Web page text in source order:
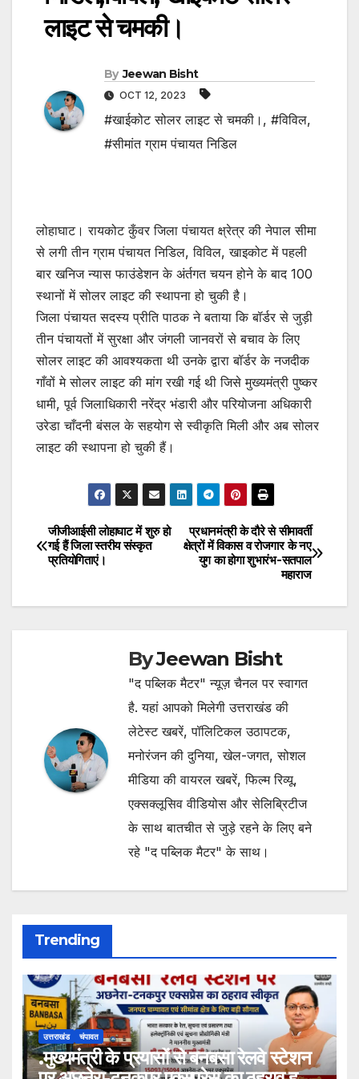
लाइट से चमकी।
By Jeewan Bisht
OCT 12, 2023
#खाईकोट सोलर लाइट से चमकी। , #विविल,
#सीमांत ग्राम पंचायत निडिल
लोहाघाट। रायकोट कुँवर जिला पंचायत क्ष्रेत्र की नेपाल सीमा
से लगी तीन ग्राम पंचायत निडिल, विविल, खाइकोट में पहली
बार खनिज न्यास फाउंडेशन के अंर्तगत चयन होने के बाद 100
स्थानों में सोलर लाइट की स्थापना हो चुकी है।
जिला पंचायत सदस्य प्रीति पाठक ने बताया कि बॉर्डर से जुड़ी
तीन पंचायतों में सुरक्षा और जंगली जानवरों से बचाव के लिए
सोलर लाइट की आवश्यकता थी उनके द्वारा बॉर्डर के नजदीक
गाँवों मे सोलर लाइट की मांग रखी गई थी जिसे मुख्यमंत्री पुष्कर
धामी, पूर्व जिलाधिकारी नरेंद्र भंडारी और परियोजना अधिकारी
उरेडा चाँदनी बंसल के सहयोग से स्वीकृति मिली और अब सोलर
लाइट की स्थापना हो चुकी हैं।
Post
navigation
प्रधानमंत्री के दौरे से सीमावर्ती
क्षेत्रों में विकास व रोजगार के नए
युग का होगा शुभारंभ-सतपाल
महाराज
जीजीआईसी लोहाघाट में शुरु हो
गई हैं जिला स्तरीय संस्कृत
प्रतियोगिताएं।
ByJeewan Bisht
"द पब्लिक मैटर" न्यूज़ चैनल पर स्वागत
है. यहां आपको मिलेगी उत्तराखंड की
लेटेस्ट खबरें, पॉलिटिकल उठापटक,
मनोरंजन की दुनिया, खेल-जगत, सोशल
मीडिया की वायरल खबरें, फिल्म रिव्यू,
एक्सक्लूसिव वीडियोस और सेलिब्रिटीज
के साथ बातचीत से जुड़े रहने के लिए बने
रहे "द पब्लिक मैटर" के साथ।
Trending
उत्तराखंड चंपावत
.मुख्यमंत्री के प्रयासों से बनबसा रेलवे स्टेशन